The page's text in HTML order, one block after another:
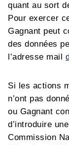
quant au sort
Pour exercer
Gagnant peut
des données
l’adresse mail
Si les actions
n’ont pas
ou Gagnant
d’introduire
Commission